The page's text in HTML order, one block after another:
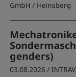
GmbH / Heinsberg
genders)
03.08.2026 /